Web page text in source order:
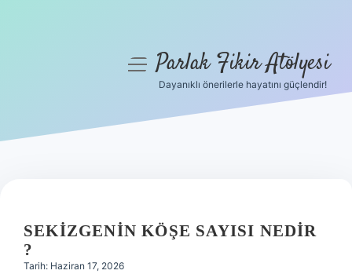
Hakkımızda
menüyüParlak Fikir Atölyesi
Dayanıklı önerilerle hayatını güçlendir!
SEKIZGENIN KÖŞE SAYISI NEDIR
?
Tarih: Haziran 17, 2026